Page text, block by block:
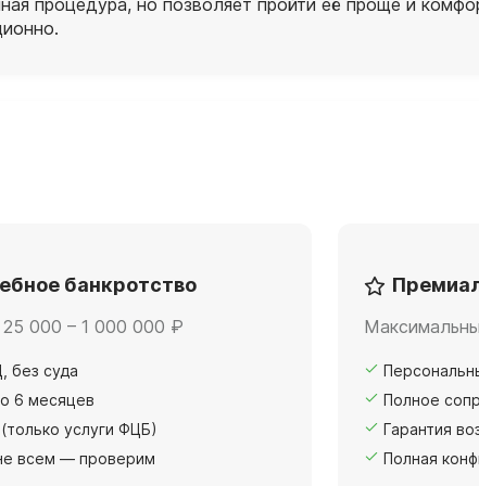
процедура, но позволяет пройти её проще и
банкротство
000 – 1 000 000 ₽
без суда
6 месяцев
услуги ФЦБ)
всем — проверим
Полное
Гарантия
Полная